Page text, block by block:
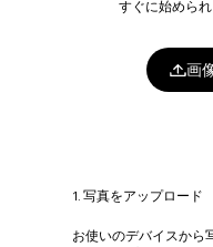
すぐに始められ
画
1. 写真をアップロード
お使いのデバイスから